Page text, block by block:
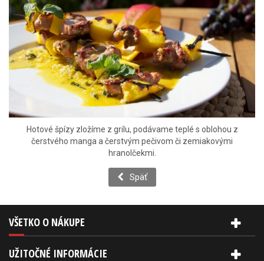
Hotové špízy zložíme z grilu, podávame teplé s oblohou z
čerstvého manga a čerstvým pečivom či zemiakovými
hranolčekmi.
Späť
VŠETKO O NÁKUPE
UŽITOČNÉ INFORMÁCIE